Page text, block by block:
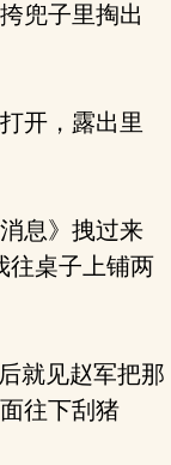
兜子里掏出
开，露出里
息》拽过来
往桌子上铺两
就见赵军把那
往下刮猪